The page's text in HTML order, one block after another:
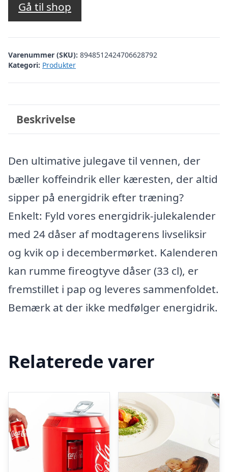
Gå til shop
Varenummer (SKU): 8948512424706628792
Kategori: Produkter
Beskrivelse
Den ultimative julegave til vennen, der
bæller koffeindrik eller kæresten, der altid
sipper på energidrik efter træning?
Enkelt: Fyld vores energidrik-julekalender
med 24 dåser af modtagerens livseliksir
og kvik op i decembermørket. Kalenderen
kan rumme fireogtyve dåser (33 cl), er
fremstillet i pap og leveres sammenfoldet.
Bemærk at der ikke medfølger energidrik.
Relaterede varer